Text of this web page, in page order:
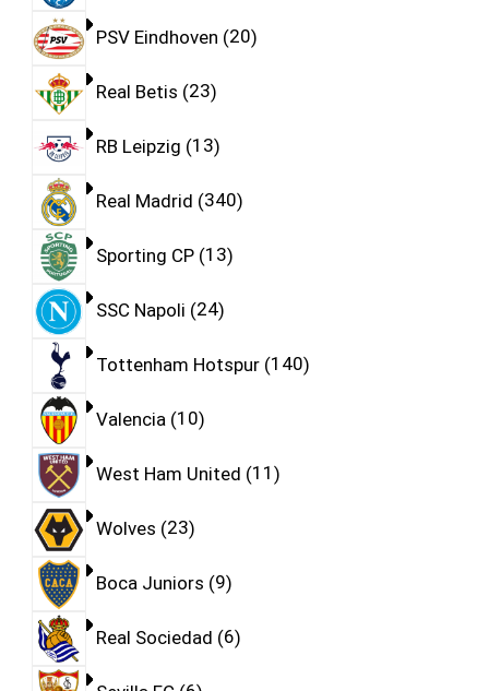
PSV Eindhoven 20
Real Betis 23
RB Leipzig 13
Real Madrid 340
Sporting CP 13
SSC Napoli 24
Tottenham Hotspur 140
Valencia 10
West Ham United 11
Wolves 23
Boca Juniors 9
Real Sociedad 6